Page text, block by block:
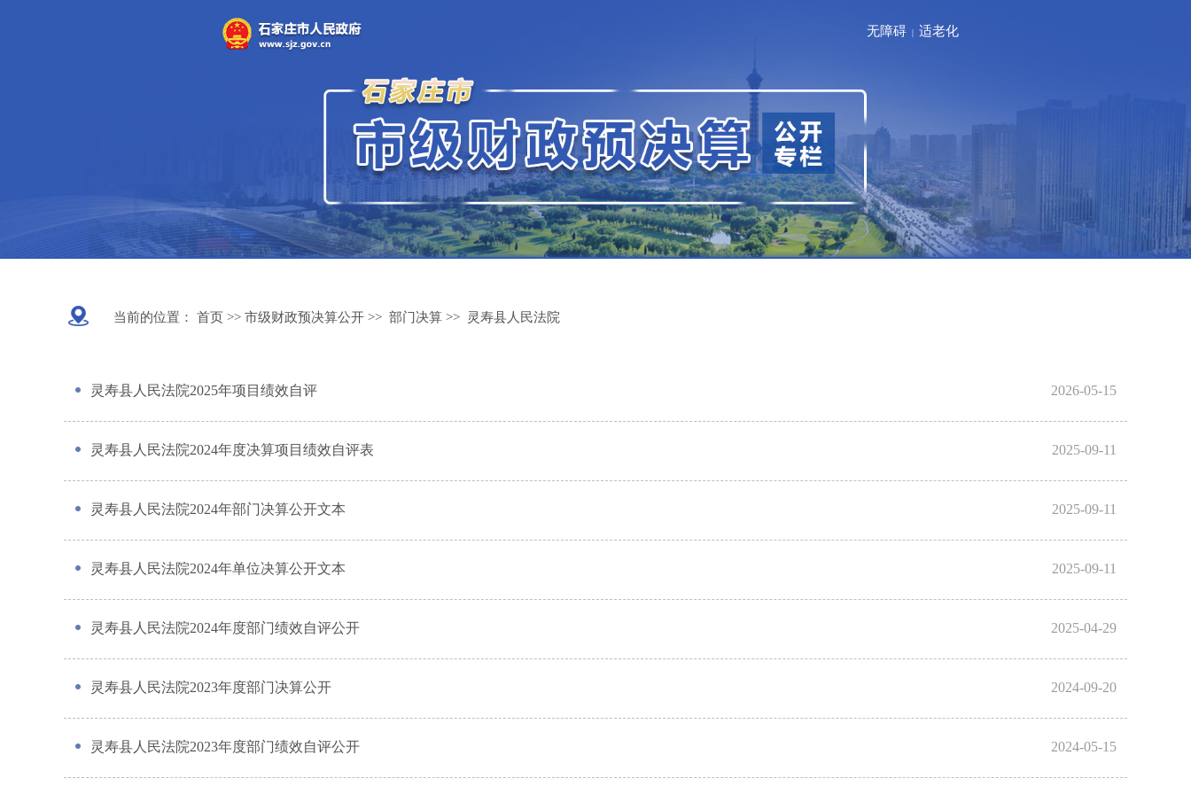
无障碍| 适老化
当前的位置： 首页 >> 市级财政预决算公开 >> 部门决算 >> 灵寿县人民法院
灵寿县人民法院2025年项目绩效自评 2026-05-15
灵寿县人民法院2024年度决算项目绩效自评表 2025-09-11
灵寿县人民法院2024年部门决算公开文本 2025-09-11
灵寿县人民法院2024年单位决算公开文本 2025-09-11
灵寿县人民法院2024年度部门绩效自评公开 2025-04-29
灵寿县人民法院2023年度部门决算公开 2024-09-20
灵寿县人民法院2023年度部门绩效自评公开 2024-05-15